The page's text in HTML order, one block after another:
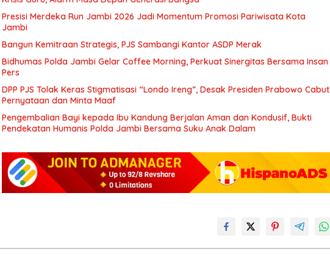
Presisi Merdeka Run Jambi 2026 Jadi Momentum Promosi Pariwisata Kota
Jambi
Bangun Kemitraan Strategis, PJS Sambangi Kantor ASDP Merak
Bidhumas Polda Jambi Gelar Coffee Morning, Perkuat Sinergitas Bersama Insan
Pers
DPP PJS Tolak Keras Stigmatisasi “Londo Ireng”, Desak Presiden Prabowo Cabut
Pernyataan dan Minta Maaf
Pengembalian Bayi kepada Ibu Kandung Berjalan Aman dan Kondusif, Bukti
Pendekatan Humanis Polda Jambi Bersama Suku Anak Dalam